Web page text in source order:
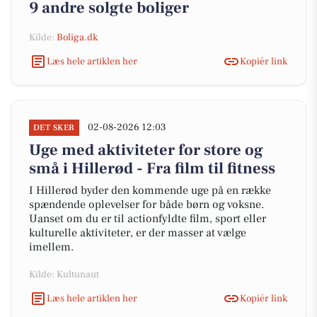
9 andre solgte boliger
Kilde: Boliga.dk
Læs hele artiklen her
Kopiér link
DET SKER 02-08-2026 12:03
Uge med aktiviteter for store og
små i Hillerød - Fra film til fitness
I Hillerød byder den kommende uge på en række
spændende oplevelser for både børn og voksne.
Uanset om du er til actionfyldte film, sport eller
kulturelle aktiviteter, er der masser at vælge
imellem.
Kilde: Kultunaut
Læs hele artiklen her
Kopiér link